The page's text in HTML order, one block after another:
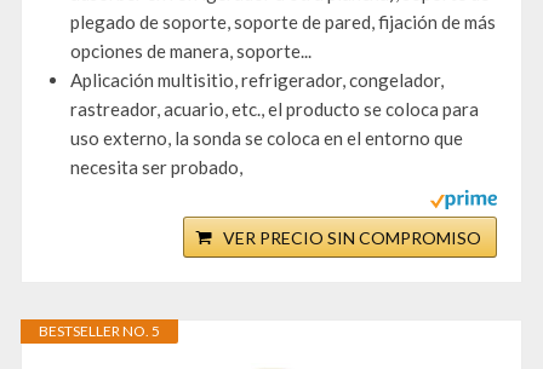
plegado de soporte, soporte de pared, fijación de más
opciones de manera, soporte...
Aplicación multisitio, refrigerador, congelador,
rastreador, acuario, etc., el producto se coloca para
uso externo, la sonda se coloca en el entorno que
necesita ser probado,
VER PRECIO SIN COMPROMISO
BESTSELLER NO. 5